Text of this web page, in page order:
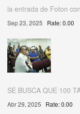
la entrada de Foton
Sep 23, 2025 Rate: 0.00
SE BUSCA QUE 100
Abr 29, 2025 Rate: 0.00